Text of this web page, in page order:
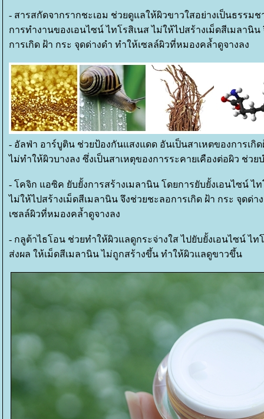
- สารสกัดจากรากชะเอม ช่วยดูแลให้ผิวขาวใสอย่างเป็นธรรม
การทำงานของเอนไซน์ ไทโรสิเนส ไม่ให้ไปสร้างเม็ดสีเมลานิ
การเกิด ฝ้า กระ จุดด่างดำ ทำให้เซลล์ผิวที่หมองคล้ำดูจางลง
- อัลฟ่า อาร์บูติน ช่วยป้องกันแสงแดด อันเป็นสาเหตของการเกิ
ไม่ทำให้ผิวบางลง ซึ่งเป็นสาเหตุของการระคายเคืองต่อผิว ช่วย
- โคจิก แอซิค ยับยั้งการสร้างเมลานิน โดยการยับยั้งเอนไซน์ ไท
ไม่ให้ไปสร้างเม็ดสีเมลานิน จึงช่วยชะลอการเกิด ฝ้า กระ จุดด่า
เซลล์ผิวที่หมองคล้ำดูจางลง
- กลูต้าไธโอน ช่วยทำให้ผิวแลดูกระจ่างใส ไปยับยั้งเอนไซน์ ไท
ส่งผล ให้เม็ดสีเมลานิน ไม่ถูกสร้างขึ้น ทำให้ผิวแลดูขาวขึ้น